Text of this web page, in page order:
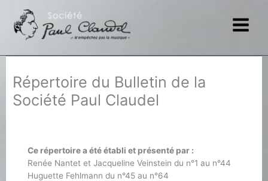
contenu
Répertoire du Bulletin de la
Société Paul Claudel
Ce répertoire a été établi et présenté par :
Renée Nantet et Jacqueline Veinstein du n°1 au n°44
Huguette Fehlmann du n°45 au n°64